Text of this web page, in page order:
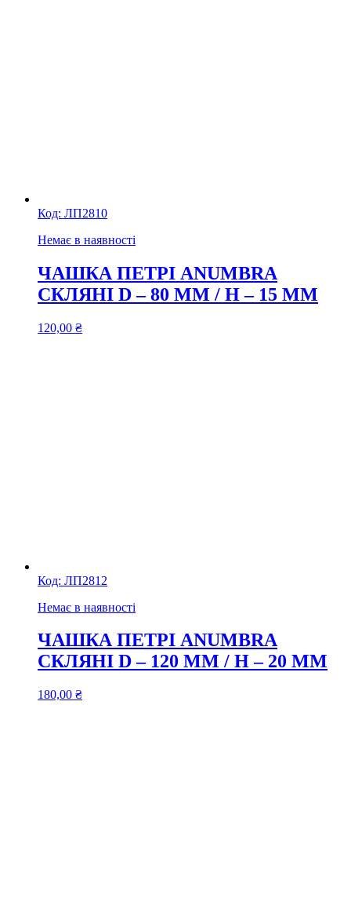
Код: ЛП2810
Немає в наявності
ЧАШКА ПЕТРІ ANUMBRA
СКЛЯНІ D – 80 ММ / H – 15 ММ
120,00 ₴
Код: ЛП2812
Немає в наявності
ЧАШКА ПЕТРІ ANUMBRA
СКЛЯНІ D – 120 ММ / H – 20 ММ
180,00 ₴